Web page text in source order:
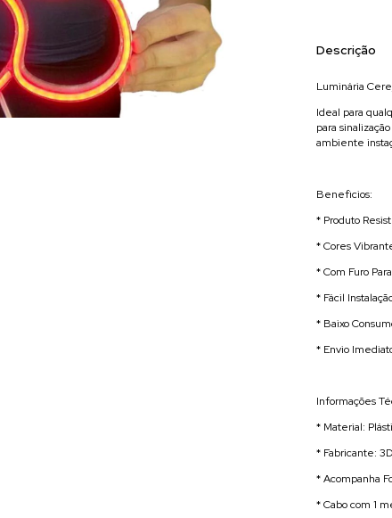
Descrição
Luminária
Ideal para
para
ambiente
Beneficios:
* Produto
* Cores
* Com Furo
* Fácil
* Baixo
* Envio
Informações
* Material:
* Fabricante:
* Acompanha
* Cabo com 1